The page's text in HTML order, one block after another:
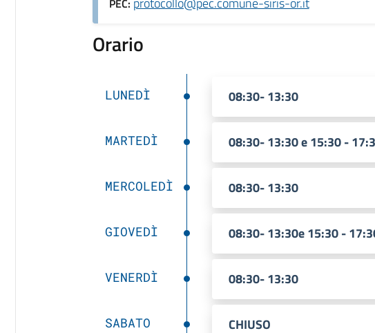
PEC:
Orario
LUNEDÌ 08:30- 13:30
MARTEDÌ 08:30- 13:30 e 15:30 -
MERCOLEDÌ 08:30- 13:30
GIOVEDÌ 08:30- 13:30e 15:30 -
VENERDÌ 08:30- 13:30
SABATO CHIUSO